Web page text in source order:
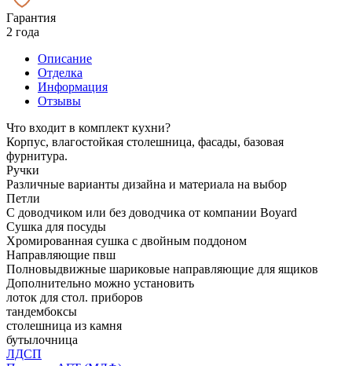
Гарантия
2 года
Описание
Отделка
Информация
Отзывы
Что входит в комплект кухни?
Корпус, влагостойкая столешница, фасады, базовая
фурнитура.
Ручки
Различные варианты дизайна и материала на выбор
Петли
С доводчиком или без доводчика от компании Boyard
Сушка для посуды
Хромированная сушка с двойным поддоном
Направляющие пвш
Полновыдвижные шариковые направляющие для ящиков
Дополнительно можно установить
лоток для стол. приборов
тандембоксы
столешница из камня
бутылочница
ЛДСП